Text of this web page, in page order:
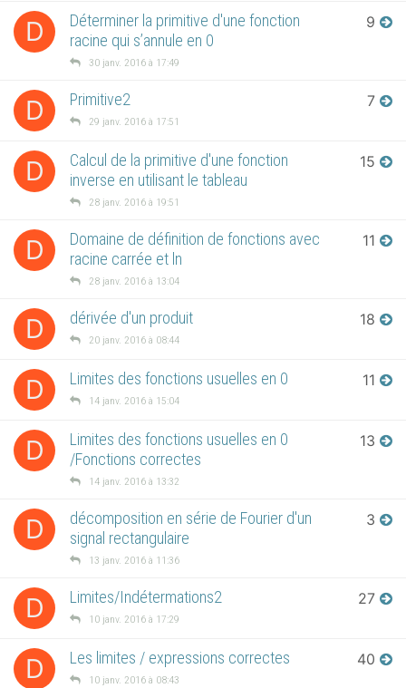
D
Déterminer la primitive d'une fonction
racine qui s’annule en 0
30 janv. 2016 à 17:49
9
D Primitive2
29 janv. 2016 à 17:51
7
D
Calcul de la primitive d'une fonction
inverse en utilisant le tableau
28 janv. 2016 à 19:51
15
D
Domaine de définition de fonctions avec
racine carrée et ln
28 janv. 2016 à 13:04
11
D dérivée d'un produit
20 janv. 2016 à 08:44
18
D Limites des fonctions usuelles en 0
14 janv. 2016 à 15:04
11
D
Limites des fonctions usuelles en 0
/Fonctions correctes
14 janv. 2016 à 13:32
13
D
décomposition en série de Fourier d'un
signal rectangulaire
13 janv. 2016 à 11:36
3
D Limites/Indétermations2
10 janv. 2016 à 17:29
27
D Les limites / expressions correctes
10 janv. 2016 à 08:43
40